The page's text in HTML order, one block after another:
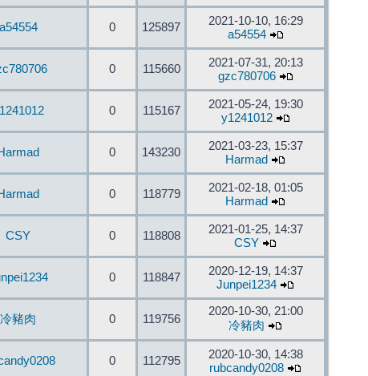
a54554 0 125897
2021-10-10, 16:29
a54554
0 115660
2021-07-31, 20:13
gzc780706
0 115167
2021-05-24, 19:30
y1241012
0 143230
2021-03-23, 15:37
Harmad
0 118779
2021-02-18, 01:05
Harmad
CSY 0 118808
2021-01-25, 14:37
CSY
0 118847
2020-12-19, 14:37
Junpei1234
冷豬肉 0 119756
2020-10-30, 21:00
冷豬肉
0 112795
2020-10-30, 14:38
rubcandy0208